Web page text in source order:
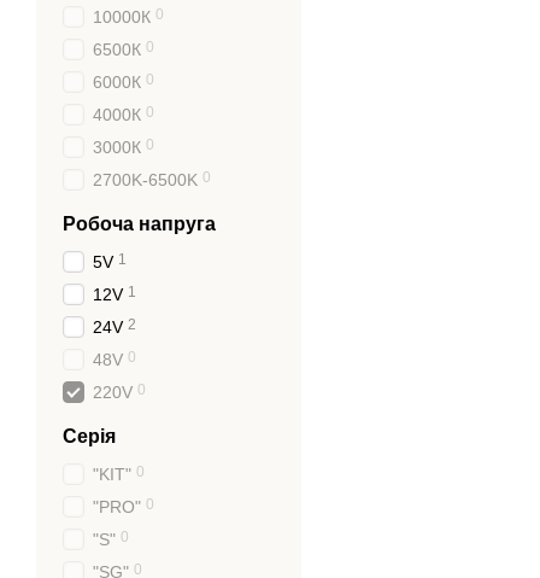
10000К 0
6500К 0
6000К 0
4000К 0
3000К 0
2700K-6500K 0
Робоча напруга
5V 1
12V 1
24V 2
48V 0
220V 0
Серія
"KIT" 0
"PRO" 0
"S" 0
"SG" 0